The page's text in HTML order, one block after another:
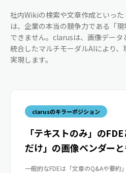
社内Wikiの検索や文章作成といっ
は、企業の本当の競争力である「
できません。clarusは、画像データ
統合したマルチモーダルAIにより
実現します。
clarusのキラーポジション
「テキストのみ」の
だけ」の画像ベンダー
一般的なFDEは「文章のQ&Aや要約